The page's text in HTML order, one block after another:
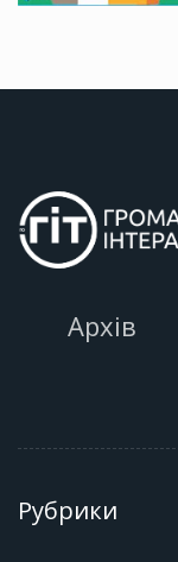
Архів
Рубрики